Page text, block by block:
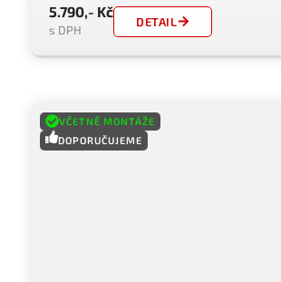
5.790,- Kč
s DPH
DETAIL
VČETNĚ MONTÁŽE
DOPORUČUJEME